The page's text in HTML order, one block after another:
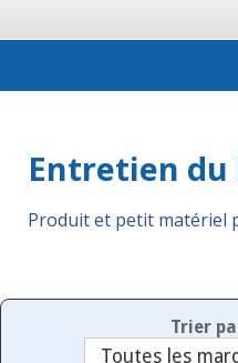
Entretien du
Produit et petit matériel
Trier